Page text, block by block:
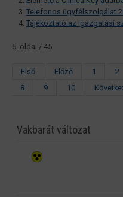
Telefonos ügyfélszolgálat
Tájékoztató az igazgatási
6. oldal / 45
Első Előző 1 2
8
9 10
Vakbarát változat